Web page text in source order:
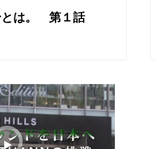
とは。 第１話